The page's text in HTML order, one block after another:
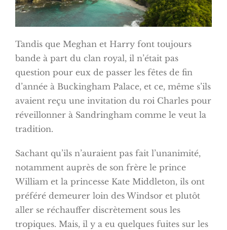
Tandis que Meghan et Harry font toujours
bande à part du clan royal, il n’était pas
question pour eux de passer les fêtes de fin
d’année à Buckingham Palace, et ce, même s’ils
avaient reçu une invitation du roi Charles pour
réveillonner à Sandringham comme le veut la
tradition.
Sachant qu’ils n’auraient pas fait l’unanimité,
notamment auprès de son frère le prince
William et la princesse Kate Middleton, ils ont
préféré demeurer loin des Windsor et plutôt
aller se réchauffer discrètement sous les
tropiques. Mais, il y a eu quelques fuites sur les